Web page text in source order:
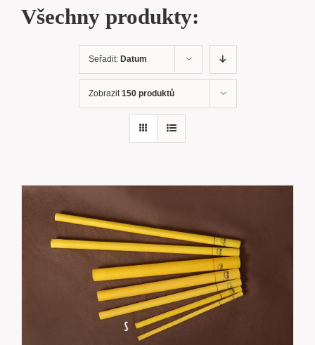
Všechny produkty:
Seřadit: Datum
Zobrazit 150 produktů